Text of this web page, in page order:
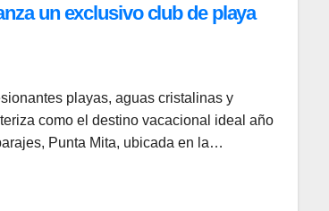
un exclusivo club de playa
playas, aguas cristalinas y
como el destino vacacional ideal año
Punta Mita, ubicada en la…